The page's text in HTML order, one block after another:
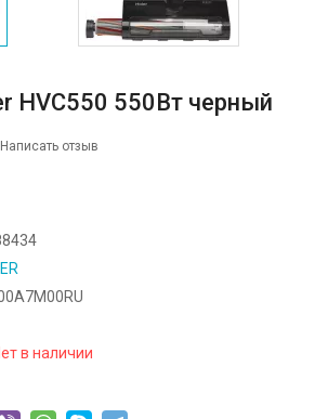
HVC550 550Вт черный
Написать отзыв
в наличии